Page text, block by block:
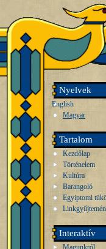
Nyelvek
English
Magyar
Tartalom
Kezdőlap
Történelem
Kultúra
Barangoló
Egyiptomi
Interaktív
Magunkról